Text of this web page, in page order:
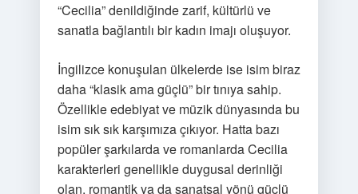
“Cecilia” denildiğinde zarif, kültürlü ve
sanatla bağlantılı bir kadın imajı oluşuyor.
İngilizce konuşulan ülkelerde ise isim biraz
daha “klasik ama güçlü” bir tınıya sahip.
Özellikle edebiyat ve müzik dünyasında bu
isim sık sık karşımıza çıkıyor. Hatta bazı
popüler şarkılarda ve romanlarda Cecilia
karakterleri genellikle duygusal derinliği
olan, romantik ya da sanatsal yönü güçlü